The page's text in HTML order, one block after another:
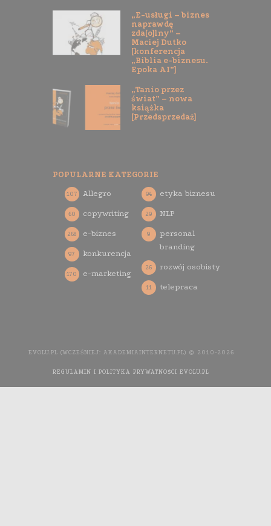
„E-usługi – biznes
naprawdę
zda[o]lny” –
Maciej Dutko
[konferencja
„Biblia e-biznesu.
Epoka AI”]
„Tanio przez
świat” – nowa
książka
[Przedsprzedaż]
POPULARNE KATEGORIE
Allegro
107
copywriting
60
e-biznes
268
konkurencja
97
e-marketing
170
etyka biznesu
94
NLP
29
personal
branding
9
rozwój osobisty
26
telepraca
11
EVOLU.PL (WCZEŚNIEJ: AKADEMIAINTERNETU.PL) © 2010-2026
REGULAMIN I POLITYKA PRYWATNOŚCI EVOLU.PL